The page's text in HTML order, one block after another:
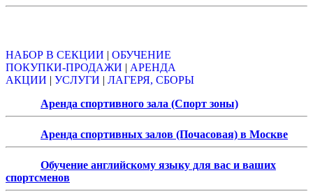
НАБОР В СЕКЦИИ | ОБУЧЕНИЕ
ПОКУПКИ-ПРОДАЖИ | АРЕНДА
АКЦИИ | УСЛУГИ | ЛАГЕРЯ, СБОРЫ
Аренда спортивного зала (Спорт зоны)
Аренда спортивных залов (Почасовая) в Москве
Обучение английскому языку для вас и ваших
спортсменов